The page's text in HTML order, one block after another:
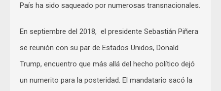
País ha sido saqueado por numerosas transnacionales.
En septiembre del 2018, el presidente Sebastián Piñera
se reunión con su par de Estados Unidos, Donald
Trump, encuentro que más allá del hecho político dejó
un numerito para la posteridad. El mandatario sacó la